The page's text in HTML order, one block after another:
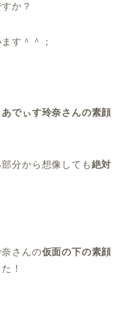
か？
す＾＾；
でぃす玲奈さんの素顔
分から想像しても絶対
さんの仮面の下の素顔
！